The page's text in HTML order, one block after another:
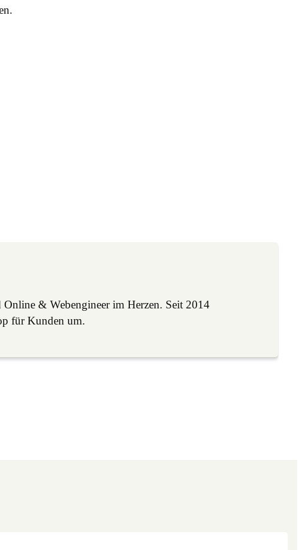
& Webengineer im Herzen. Seit 2014
für Kunden um.